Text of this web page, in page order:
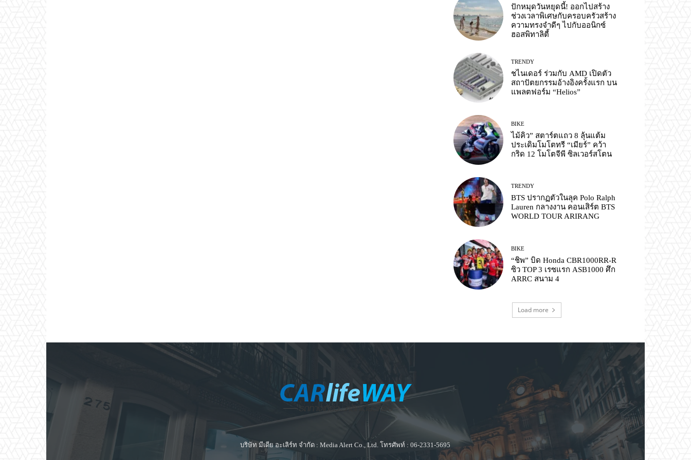
ปักหมุดวันหยุดนี้! ออกไปสร้าง
ช่วงเวลาพิเศษกับครอบครัวสร้าง
ความทรงจำดีๆ ไปกับออนิกซ์
ฮอสพิทาลิตี้
TRENDY
ชไนเดอร์ ร่วมกับ AMD เปิดตัว
สถาปัตยกรรมอ้างอิงครั้งแรก บน
แพลตฟอร์ม “Helios”
BIKE
ไม้คิว” สตาร์ตแถว 8 ลุ้นแต้ม
ประเดิมโมโตทรี “เมียร์” คว้า
กริด 12 โมโตจีพี ซิลเวอร์สโตน
TRENDY
BTS ปรากฏตัวในลุค Polo Ralph
Lauren กลางงาน คอนเสิร์ต BTS
WORLD TOUR ARIRANG
BIKE
“ชิพ” บิด Honda CBR1000RR-R
ซิว TOP 3 เรซแรก ASB1000 ศึก
ARRC สนาม 4
Load more
บริษัท มีเดีย อะเลิร์ท จำกัด : Media Alert Co., Ltd. โทรศัพท์ : 06-2331-5695